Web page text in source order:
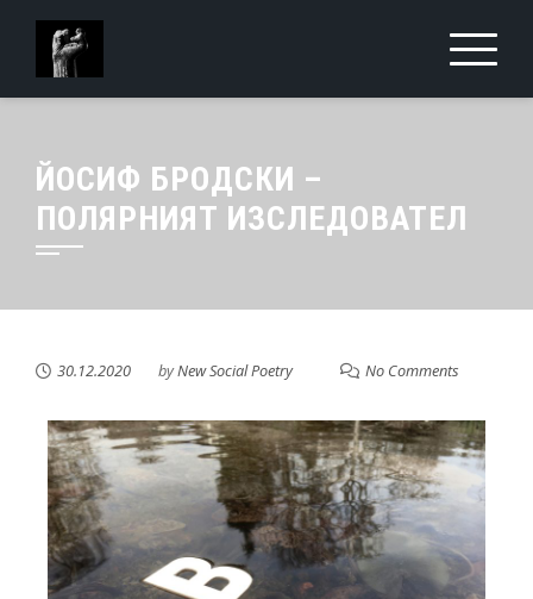
ЙОСИФ БРОДСКИ –
ПОЛЯРНИЯТ ИЗСЛЕДОВАТЕЛ
30.12.2020 byNew Social Poetry No Comments